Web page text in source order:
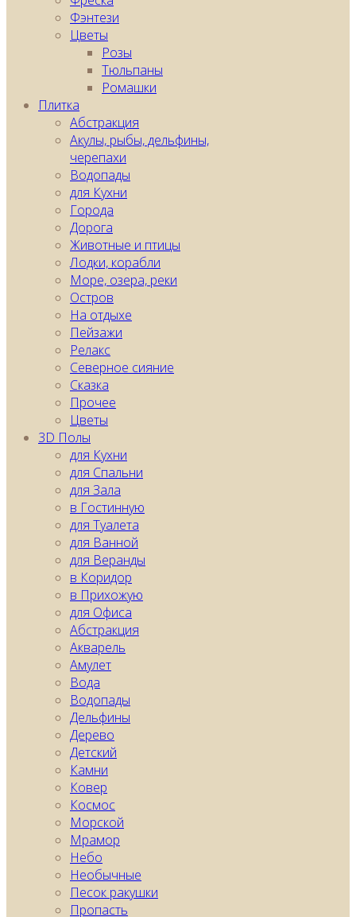
Фэнтези
Цветы
Розы
Тюльпаны
Ромашки
Плитка
Абстракция
Акулы, рыбы, дельфины,
черепахи
Водопады
для Кухни
Города
Дорога
Животные и птицы
Лодки, корабли
Море, озера, реки
Остров
На отдыхе
Пейзажи
Релакс
Северное сияние
Сказка
Прочее
Цветы
3D Полы
для Кухни
для Спальни
для Зала
в Гостинную
для Туалета
для Ванной
для Веранды
в Коридор
в Прихожую
для Офиса
Абстракция
Акварель
Амулет
Вода
Водопады
Дельфины
Дерево
Детский
Камни
Ковер
Космос
Морской
Мрамор
Небо
Необычные
Песок ракушки
Пропасть